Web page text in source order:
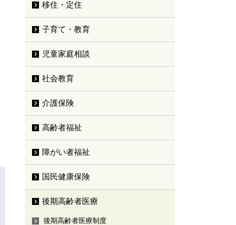
移住・定住
子育て・教育
児童家庭相談
社会教育
介護保険
高齢者福祉
障がい者福祉
国民健康保険
後期高齢者医療
後期高齢者医療制度